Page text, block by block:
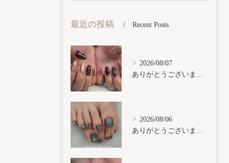
最近の投稿 Recent Posts
2026/08/07
2026/08/06